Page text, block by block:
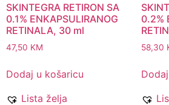
SKINTEGRA RETIRON SA
0.1% ENKAPSULIRANOG
RETINALA, 30 ml
47,50 KM
Dodaj u košaricu
Lista želja
0.2%
58,30